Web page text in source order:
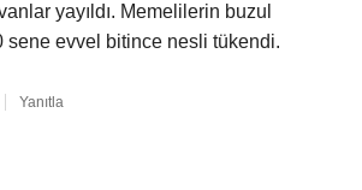
yayıldı. Memelilerin buzul
sene evvel bitince nesli tükendi.
Yanıtla